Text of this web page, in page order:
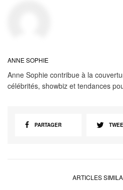
ANNE SOPHIE
Anne Sophie contribue à la
célébrités, showbiz et tendances
PARTAGER
ARTICLES